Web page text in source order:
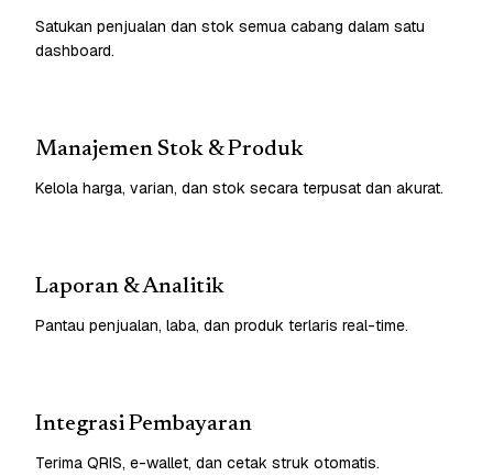
Satukan penjualan dan stok semua cabang dalam satu
dashboard.
Manajemen Stok & Produk
Kelola harga, varian, dan stok secara terpusat dan akurat.
Laporan & Analitik
Pantau penjualan, laba, dan produk terlaris real-time.
Integrasi Pembayaran
Terima QRIS, e-wallet, dan cetak struk otomatis.